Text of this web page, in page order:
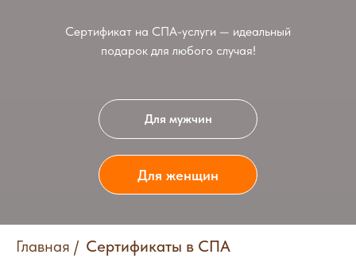
Для мужчин
Для женщин
Сертификат на СПА-услуги — идеальный
подарок для любого случая!
Главная / Сертификаты в СПА